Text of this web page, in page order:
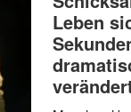
Leben